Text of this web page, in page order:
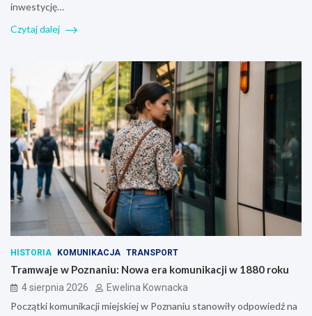
inwestycję…
Czytaj dalej
HISTORIA KOMUNIKACJA TRANSPORT
Tramwaje w Poznaniu: Nowa era komunikacji w 1880 roku
4 sierpnia 2026 Ewelina Kownacka
Początki komunikacji miejskiej w Poznaniu stanowiły odpowiedź na